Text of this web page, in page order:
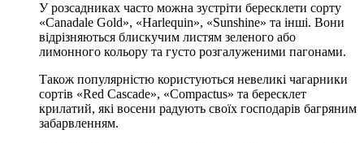
У розсадниках часто можна зустріти бересклети сорту
«Canadale Gold», «Harlequin», «Sunshine» та інші. Вони
відрізняються блискучим листям зеленого або
лимонного кольору та густо розгалуженими пагонами.
Також популярністю користуються невеликі чагарники
сортів «Red Cascade», «Compactus» та бересклет
крилатий, які восени радують своїх господарів багряним
забарвленням.